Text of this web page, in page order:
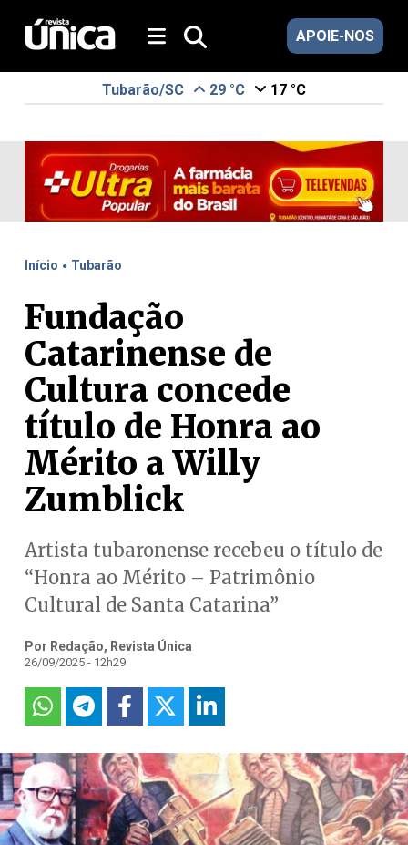
APOIE-NOS
Tubarão/SC 29 °C 17 °C
Início . Tubarão
Fundação
Catarinense de
Cultura concede
título de Honra ao
Mérito a Willy
Zumblick
Artista tubaronense recebeu o título de
“Honra ao Mérito – Patrimônio
Cultural de Santa Catarina”
Por Redação, Revista Única
26/09/2025 - 12h29